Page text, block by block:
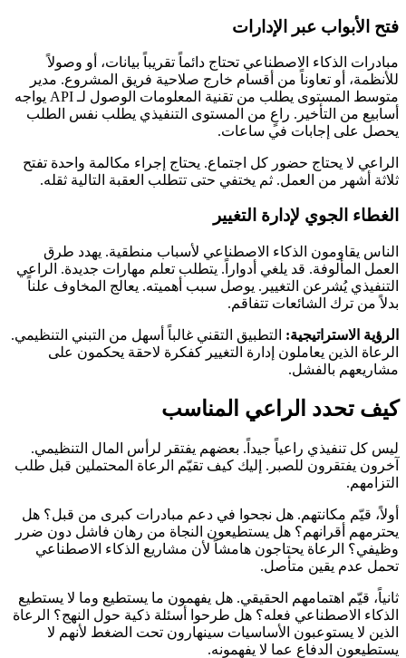
فتح الأبواب عبر الإدارات
مبادرات الذكاء الاصطناعي تحتاج دائماً تقريباً بيانات، أو وصولاً
للأنظمة، أو تعاوناً من أقسام خارج صلاحية فريق المشروع. مدير
متوسط المستوى يطلب من تقنية المعلومات الوصول لـ API يواجه
أسابيع من التأخير. راعٍ من المستوى التنفيذي يطلب نفس الطلب
يحصل على إجابات في ساعات.
الراعي لا يحتاج حضور كل اجتماع. يحتاج إجراء مكالمة واحدة تفتح
ثلاثة أشهر من العمل. ثم يختفي حتى تتطلب العقبة التالية ثقله.
الغطاء الجوي لإدارة التغيير
الناس يقاومون الذكاء الاصطناعي لأسباب منطقية. يهدد طرق
العمل المألوفة. قد يلغي أدواراً. يتطلب تعلم مهارات جديدة. الراعي
التنفيذي يُشرعن التغيير. يوصل سبب أهميته. يعالج المخاوف علناً
بدلاً من ترك الشائعات تتفاقم.
الرؤية الاستراتيجية: التطبيق التقني غالباً أسهل من التبني التنظيمي.
الرعاة الذين يعاملون إدارة التغيير كفكرة لاحقة يحكمون على
مشاريعهم بالفشل.
كيف تحدد الراعي المناسب
ليس كل تنفيذي راعياً جيداً. بعضهم يفتقر لرأس المال التنظيمي.
آخرون يفتقرون للصبر. إليك كيف تقيّم الرعاة المحتملين قبل طلب
التزامهم.
أولاً، قيّم مكانتهم. هل نجحوا في دعم مبادرات كبرى من قبل؟ هل
يحترمهم أقرانهم؟ هل يستطيعون النجاة من رهان فاشل دون ضرر
وظيفي؟ الرعاة يحتاجون هامشاً لأن مشاريع الذكاء الاصطناعي
تحمل عدم يقين متأصل.
ثانياً، قيّم اهتمامهم الحقيقي. هل يفهمون ما يستطيع وما لا يستطيع
الذكاء الاصطناعي فعله؟ هل طرحوا أسئلة ذكية حول النهج؟ الرعاة
الذين لا يستوعبون الأساسيات سينهارون تحت الضغط لأنهم لا
يستطيعون الدفاع عما لا يفهمونه.